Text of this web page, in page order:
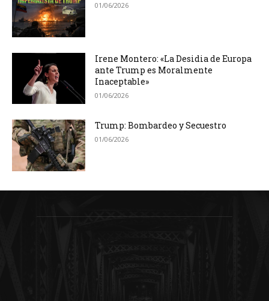
01/06/2026
Irene Montero: «La Desidia de Europa
ante Trump es Moralmente
Inaceptable»
01/06/2026
Trump: Bombardeo y Secuestro
01/06/2026